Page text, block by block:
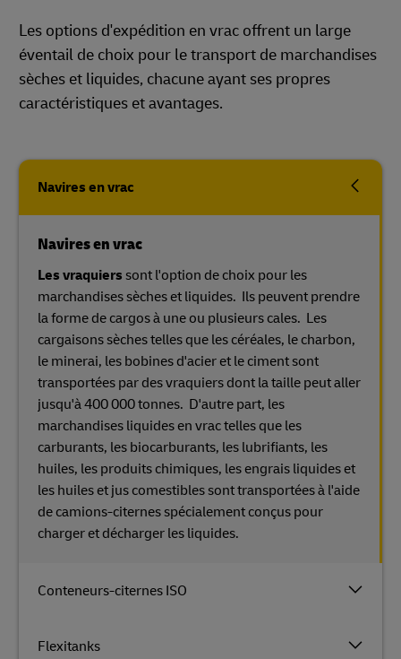
Les options d'expédition en vrac offrent un large
éventail de choix pour le transport de marchandises
sèches et liquides, chacune ayant ses propres
caractéristiques et avantages.
Navires en vrac
Conteneurs-citernes ISO
Flexitanks
Navires en vrac
Les vraquiers sont l'option de choix pour les
marchandises sèches et liquides. Ils peuvent prendre
la forme de cargos à une ou plusieurs cales. Les
cargaisons sèches telles que les céréales, le charbon,
le minerai, les bobines d'acier et le ciment sont
transportées par des vraquiers dont la taille peut aller
jusqu'à 400 000 tonnes. D'autre part, les
marchandises liquides en vrac telles que les
carburants, les biocarburants, les lubrifiants, les
huiles, les produits chimiques, les engrais liquides et
les huiles et jus comestibles sont transportées à l'aide
de camions-citernes spécialement conçus pour
charger et décharger les liquides.